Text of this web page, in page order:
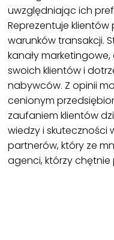
uwzględniając ich
Reprezentuje
warunków transakcji.
kanały
swoich klientów i
nabywców. Z opinii
cenionym
zaufaniem klientów
wiedzy i skuteczności
partnerów, który ze
agenci, którzy